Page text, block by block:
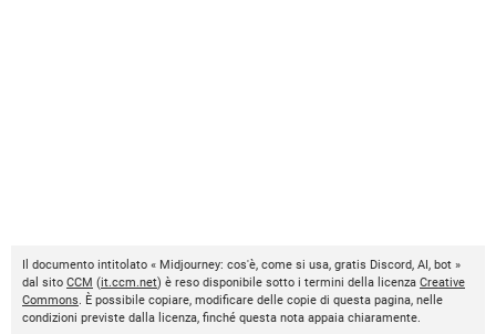
Il documento intitolato « Midjourney: cos'è, come si usa, gratis Discord, AI, bot »
dal sito CCM (it.ccm.net) è reso disponibile sotto i termini della licenza Creative
Commons. È possibile copiare, modificare delle copie di questa pagina, nelle
condizioni previste dalla licenza, finché questa nota appaia chiaramente.